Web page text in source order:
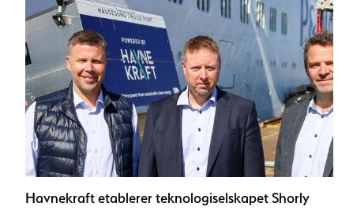
Havnekraft etablerer teknologiselskapet Shorly